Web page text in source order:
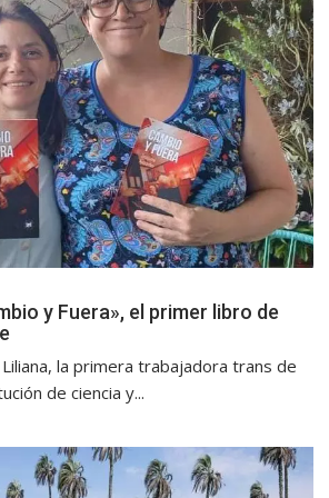
y Fuera», el primer libro de
la primera trabajadora trans de
de ciencia y...